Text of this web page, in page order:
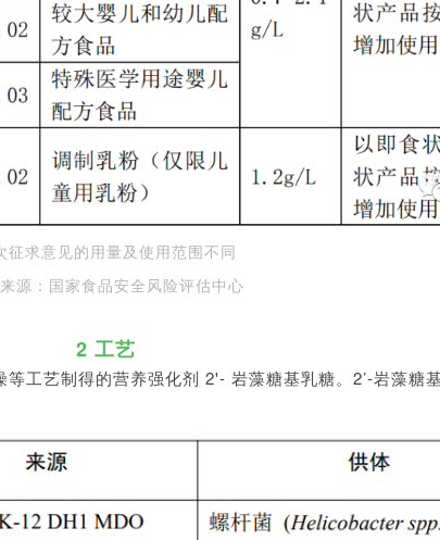
征求意见的用量及使用范围不同
源：国家食品安全风险评估中心
2 工艺
工艺制得的营养强化剂 2'- 岩藻糖基乳糖。2’-岩藻糖